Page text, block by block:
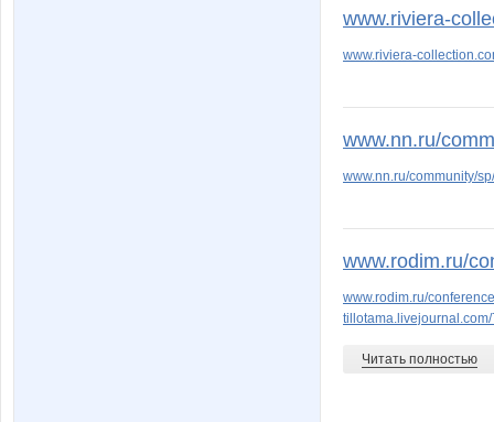
www.riviera-
www.riviera-
www.nn.ru/
www.nn.ru/community/
www.rodim.ru/
www.rodim.ru/
Читать полностью